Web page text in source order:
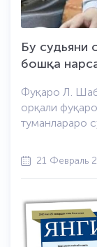
Бу судьяни обрўсизлантиришга уринишдан
бошқа
Фуқаро Л.
орқали
туманлараро
оҳангида
ишга
судьями ёки
Шабанова
21 Февраль